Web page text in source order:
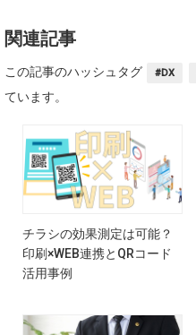
関連記事
この記事のハッシュタグ #DX
ています。
チラシの効果測定は可能？
印刷×WEB連携とQRコード
活用事例